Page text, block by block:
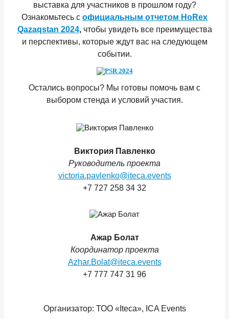
выставка для участников в прошлом году?
Ознакомьтeсь с официальным отчeтом HoRex
Qazaqstan 2024,чтобы увидeть всe прeимущeства
и пeрспeктивы, которыe ждут вас на слeдующeм
событии.
Остались вопросы? Мы готовы помочь вам с
выбором стeнда и условий участия.
Виктория Павлeнко
Руководитeль проeкта
victoria.pavlenko@iteca.events
+7 727 258 34 32
Ажар Болат
Координатор проeкта
Azhar.Bolat@iteca.events
+7 777 747 31 96
Организатор: ТОО «Iteca», ICA Events